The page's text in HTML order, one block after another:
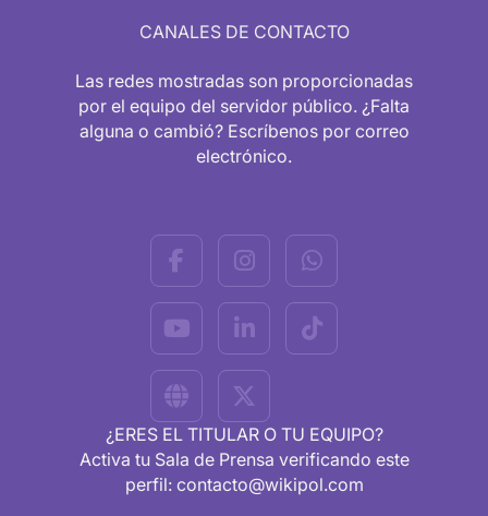
CANALES DE CONTACTO
Las redes mostradas son proporcionadas
por el equipo del servidor público. ¿Falta
alguna o cambió? Escríbenos por correo
electrónico.
¿ERES EL TITULAR O TU EQUIPO?
Activa tu Sala de Prensa verificando este
perfil: contacto@wikipol.com